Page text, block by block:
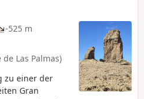
-525 m
Las Palmas)
zu einer der
Gran